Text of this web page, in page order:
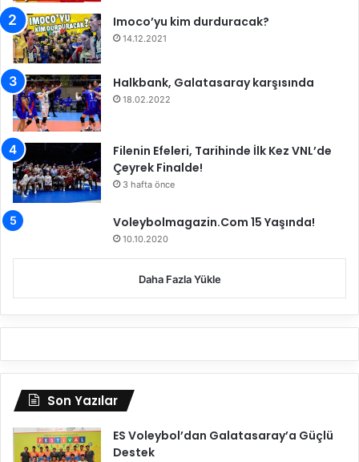
n
A
z
l
ı
ğ
ı
"
Imoco’yu kim durduracak?
14.12.2021
Halkbank, Galatasaray karşısında
18.02.2022
Filenin Efeleri, Tarihinde İlk Kez VNL’de
Çeyrek Finalde!
3 hafta önce
Voleybolmagazin.Com 15 Yaşında!
10.10.2020
Daha Fazla Yükle
Son Yazılar
ES Voleybol’dan Galatasaray’a Güçlü
Destek